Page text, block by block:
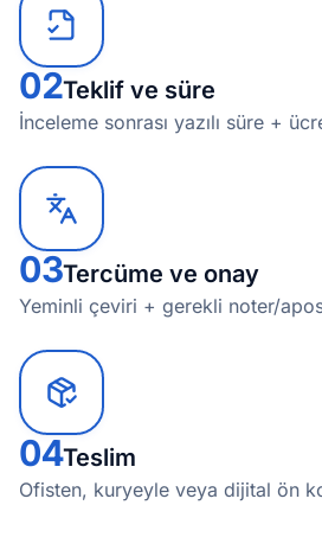
02Teklif ve süre
İnceleme sonrası yazılı süre +
03Tercüme ve onay
Yeminli çeviri + gerekli noter/
04Teslim
Ofisten, kuryeyle veya dijital ön